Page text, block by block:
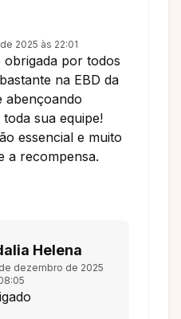
2025 às 22:01
obrigada por todos
na EBD da
abençoando
sua equipe!
essencial e muito
a recompensa.
Helena
dezembro de 2025